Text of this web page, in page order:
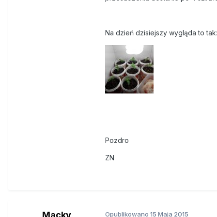
Na dzień dzisiejszy wygląda to tak:
Pozdro
ZN
Macky Opublikowano 15 Maja 2015